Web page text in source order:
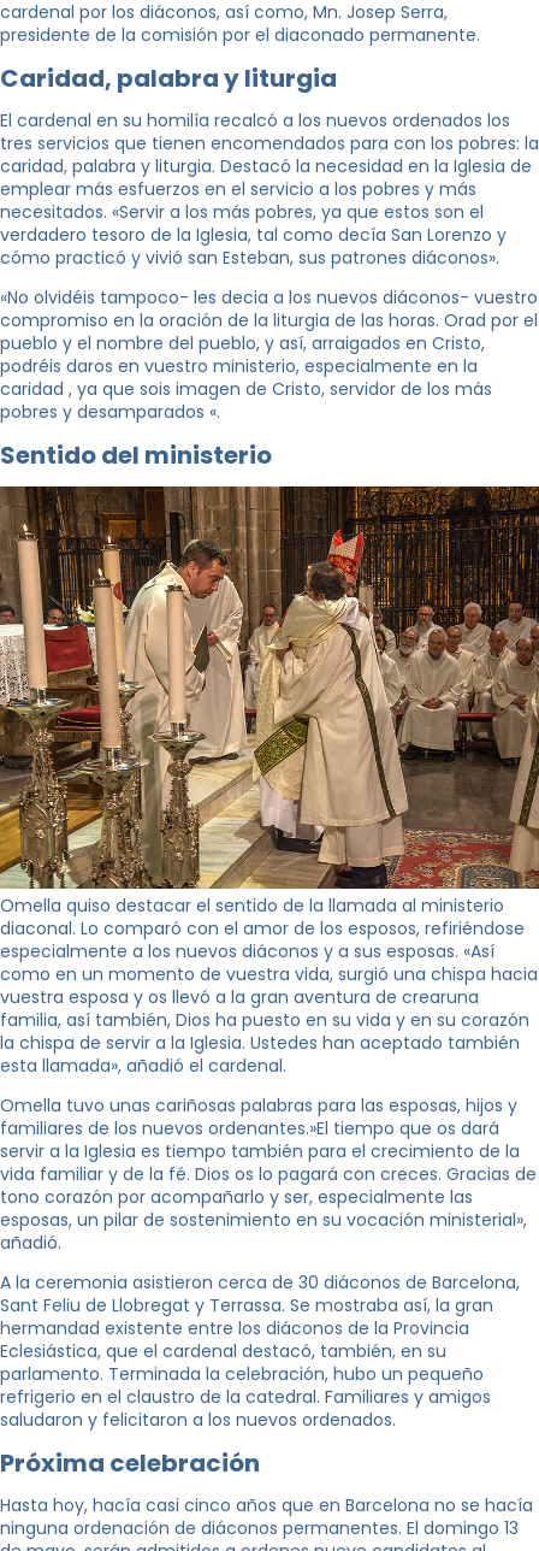
cardenal por los diáconos, así como, Mn. Josep Serra,
presidente de la comisión por el diaconado permanente.
Caridad, palabra y liturgia
El cardenal en su homilía recalcó a los nuevos ordenados los
tres servicios que tienen encomendados para con los pobres: la
caridad, palabra y liturgia. Destacó la necesidad en la Iglesia de
emplear más esfuerzos en el servicio a los pobres y más
necesitados. «Servir a los más pobres, ya que estos son el
verdadero tesoro de la Iglesia, tal como decía San Lorenzo y
cómo practicó y vivió san Esteban, sus patrones diáconos».
«No olvidéis tampoco- les decia a los nuevos diáconos- vuestro
compromiso en la oración de la liturgia de las horas. Orad por el
pueblo y el nombre del pueblo, y así, arraigados en Cristo,
podréis daros en vuestro ministerio, especialmente en la
caridad , ya que sois imagen de Cristo, servidor de los más
pobres y desamparados «.
Sentido del ministerio
Omella quiso destacar el sentido de la llamada al ministerio
diaconal. Lo comparó con el amor de los esposos, refiriéndose
especialmente a los nuevos diáconos y a sus esposas. «Así
como en un momento de vuestra vida, surgió una chispa hacia
vuestra esposa y os llevó a la gran aventura de crearuna
familia, así también, Dios ha puesto en su vida y en su corazón
la chispa de servir a la Iglesia. Ustedes han aceptado también
esta llamada», añadió el cardenal.
Omella tuvo unas cariñosas palabras para las esposas, hijos y
familiares de los nuevos ordenantes.»El tiempo que os dará
servir a la Iglesia es tiempo también para el crecimiento de la
vida familiar y de la fé. Dios os lo pagará con creces. Gracias de
tono corazón por acompañarlo y ser, especialmente las
esposas, un pilar de sostenimiento en su vocación ministerial»,
añadió.
A la ceremonia asistieron cerca de 30 diáconos de Barcelona, ​​
Sant Feliu de Llobregat y Terrassa. Se mostraba así, la gran
hermandad existente entre los diáconos de la Provincia
Eclesiástica, que el cardenal destacó, también, en su
parlamento. Terminada la celebración, hubo un pequeño
refrigerio en el claustro de la catedral. Familiares y amigos
saludaron y felicitaron a los nuevos ordenados.
Próxima celebración
Hasta hoy, hacía casi cinco años que en Barcelona no se hacía
ninguna ordenación de diáconos permanentes. El domingo 13